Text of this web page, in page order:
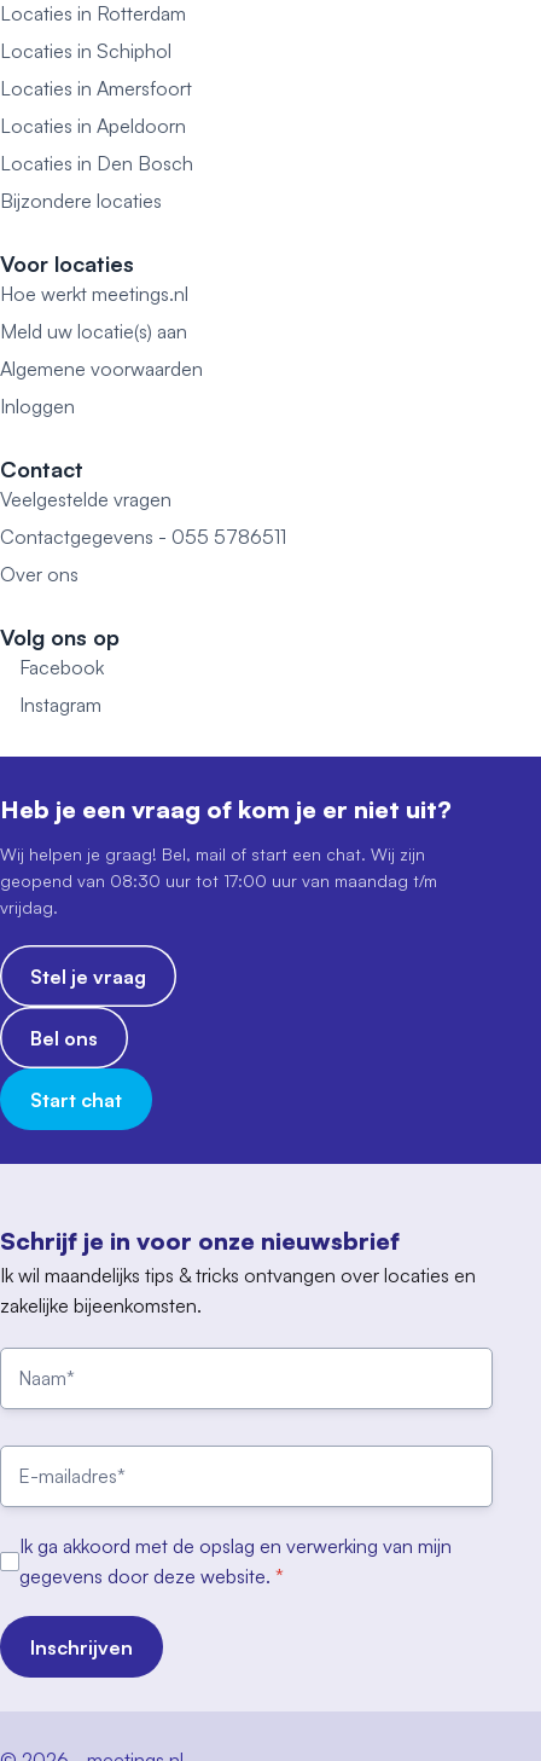
Locaties in Rotterdam
Locaties in Schiphol
Locaties in Amersfoort
Locaties in Apeldoorn
Locaties in Den Bosch
Bijzondere locaties
Voor locaties
Hoe werkt meetings.nl
Meld uw locatie(s) aan
Algemene voorwaarden
Inloggen
Contact
Veelgestelde vragen
Contactgegevens - 055 5786511
Over ons
Volg ons op
Facebook
Instagram
Schrijf je in voor onze nieuwsbrief
Ik wil maandelijks tips & tricks ontvangen over locaties en
zakelijke bijeenkomsten.
Ik ga akkoord met de opslag en verwerking van mijn
gegevens door deze website. *
Inschrijven
Heb je een vraag of kom je er niet uit?
Wij helpen je graag! Bel, mail of start een chat. Wij zijn
geopend van 08:30 uur tot 17:00 uur van maandag t/m
vrijdag.
Stel je vraag
Bel ons
Start chat